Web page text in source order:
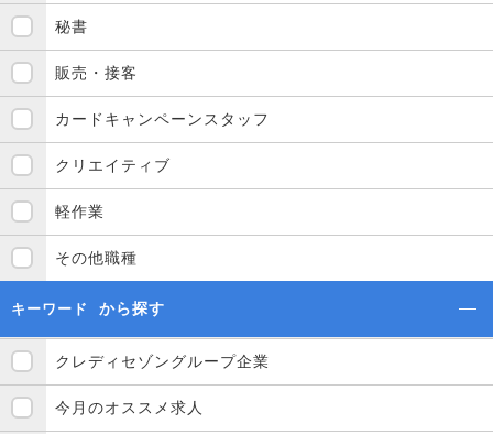
秘書
販売・接客
カードキャンペーンスタッフ
クリエイティブ
軽作業
その他職種
キーワード から探す
クレディセゾングループ企業
今月のオススメ求人